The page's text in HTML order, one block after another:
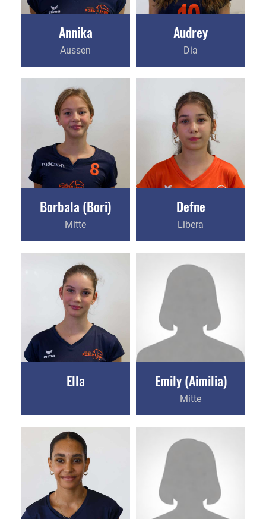
Annika
Aussen
Audrey
Dia
Borbala (Bori)
Mitte
Defne
Libera
Ella Emily (Aimilia)
Mitte